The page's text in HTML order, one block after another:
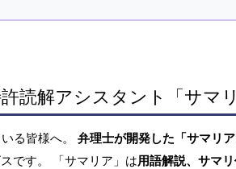
読解アシスタント「サマリ
る皆様へ。 弁理士が開発した「サマリア
です。 「サマリア」は用語解説、サマ